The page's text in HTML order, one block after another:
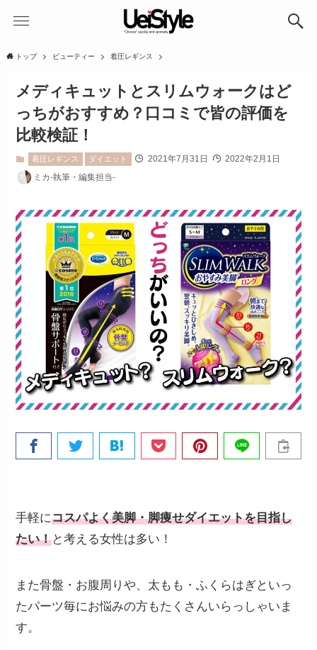
トップ ビューティー 着圧レギンス
メディキュットとスリムウォークはど
っちがおすすめ？口コミで皆の評価を
比較検証！
着圧レギンス ダイエット 2021年7月31日
2022年2月1日
ミカ-執筆・編集担当-
手軽にコスパよく美脚・脚痩せダイエットを目指し
たい！と考える女性は多い！
また骨盤・お腹周りや、太もも・ふくらはぎといっ
たパーツ毎にお悩みの方もたくさんいらっしゃいま
す。